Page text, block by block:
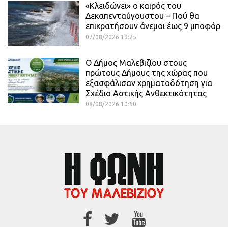
«Κλειδώνει» ο καιρός του
Δεκαπενταύγουστου – Πού θα
επικρατήσουν άνεμοι έως 9 μποφόρ
07/08/2026 19:25
Ο Δήμος Μαλεβιζίου στους
πρώτους Δήμους της χώρας που
εξασφάλισαν χρηματοδότηση για
Σχέδιο Αστικής Ανθεκτικότητας
08/08/2026 10:50